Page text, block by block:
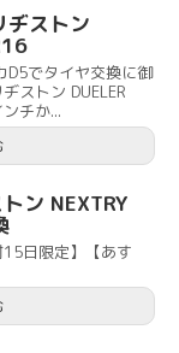
ヂストン
D5でタイヤ交換に御
ストン DUELER
チか...
ン NEXTRY
15日限定】【あす